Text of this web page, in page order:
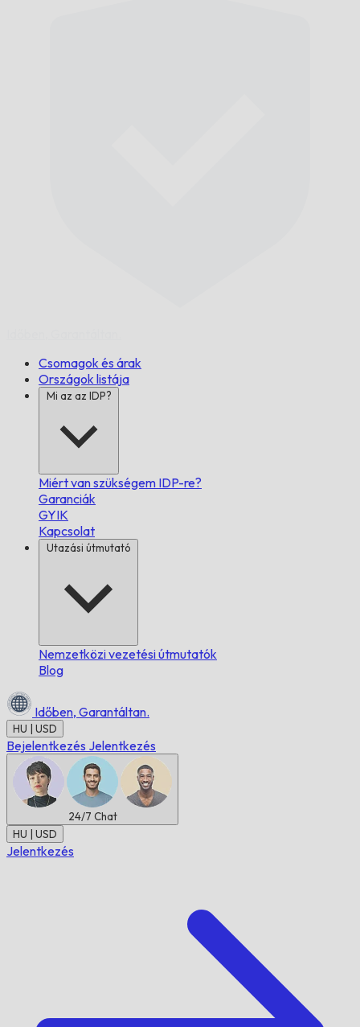
Csomagok és árak
Országok listája
Mi az az IDP?
Miért van szükségem IDP-re?
Garanciák
GYIK
Kapcsolat
Utazási útmutató
Nemzetközi vezetési útmutatók
Blog
Időben, Garantáltan.
HU | USD
Bejelentkezés Jelentkezés
24/7 Chat
HU | USD
Jelentkezés